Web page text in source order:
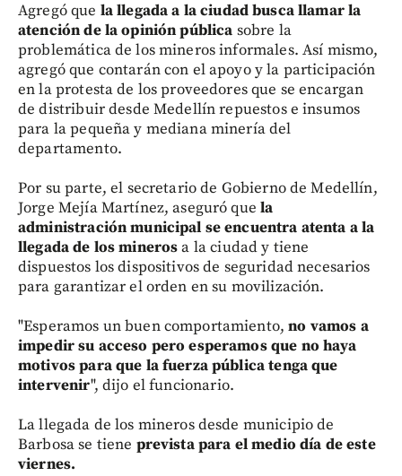
Agregó que la llegada a la ciudad busca llamar la
atención de la opinión pública sobre la
problemática de los mineros informales. Así mismo,
agregó que contarán con el apoyo y la participación
en la protesta de los proveedores que se encargan
de distribuir desde Medellín repuestos e insumos
para la pequeña y mediana minería del
departamento.
Por su parte, el secretario de Gobierno de Medellín,
Jorge Mejía Martínez, aseguró que la
administración municipal se encuentra atenta a la
llegada de los minerosa la ciudad y tiene
dispuestos los dispositivos de seguridad necesarios
para garantizar el orden en su movilización.
"Esperamos un buen comportamiento,no vamos a
impedir su acceso pero esperamos que no haya
motivos para que la fuerza pública tenga que
intervenir", dijo el funcionario.
La llegada de los mineros desde municipio de
Barbosa se tiene prevista para el medio día de este
viernes.